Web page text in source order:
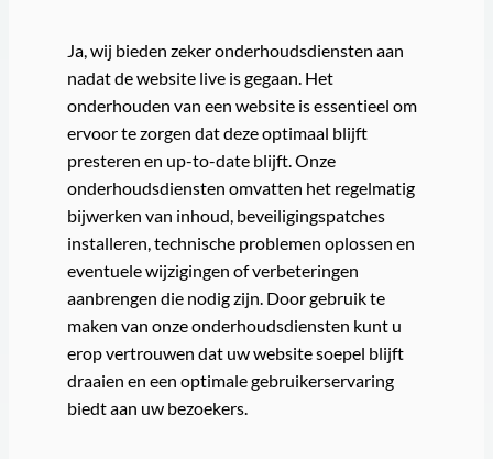
Ja, wij bieden zeker onderhoudsdiensten aan
nadat de website live is gegaan. Het
onderhouden van een website is essentieel om
ervoor te zorgen dat deze optimaal blijft
presteren en up-to-date blijft. Onze
onderhoudsdiensten omvatten het regelmatig
bijwerken van inhoud, beveiligingspatches
installeren, technische problemen oplossen en
eventuele wijzigingen of verbeteringen
aanbrengen die nodig zijn. Door gebruik te
maken van onze onderhoudsdiensten kunt u
erop vertrouwen dat uw website soepel blijft
draaien en een optimale gebruikerservaring
biedt aan uw bezoekers.